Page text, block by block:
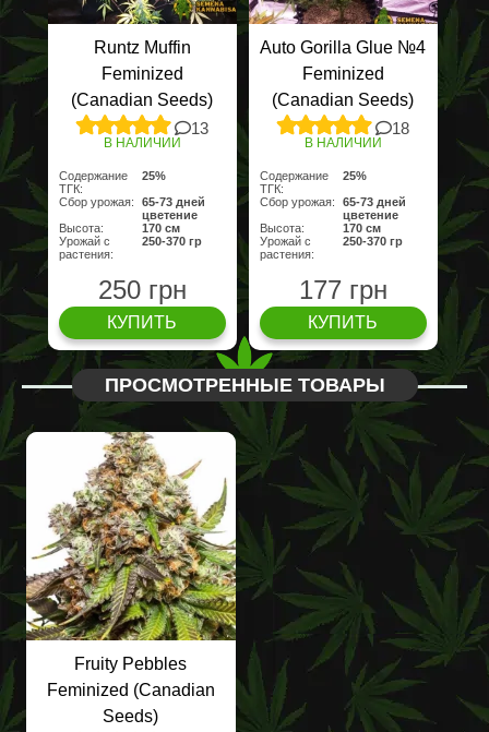
Runtz Muffin
Feminized
(Canadian Seeds)
13
В НАЛИЧИИ
Содержание
ТГК:
25%
Сбор урожая:
65-73 дней
цветение
Высота:
170 cм
Урожай с
растения:
250-370 гр
250 грн
КУПИТЬ
Auto Gorilla Glue №4
Feminized
(Canadian Seeds)
18
В НАЛИЧИИ
Содержание
ТГК:
25%
Сбор урожая:
65-73 дней
цветение
Высота:
170 cм
Урожай с
растения:
250-370 гр
177 грн
КУПИТЬ
ПРОСМОТРЕННЫЕ ТОВАРЫ
Fruity Pebbles
Feminized (Canadian
Seeds)